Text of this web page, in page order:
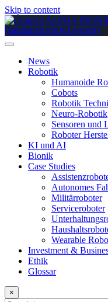
Skip to content
News
Robotik
Humanoide
Cobots
Robotik
Neuro-Robotik
Sensoren und
Roboter
KI und AI
Bionik
Case Studies
Autonomes
Militärroboter
Serviceroboter
Wearable
Investment &
Ethik
Glossar
×